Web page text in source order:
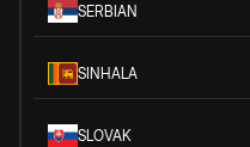
SERBIAN
SINHALA
SLOVAK